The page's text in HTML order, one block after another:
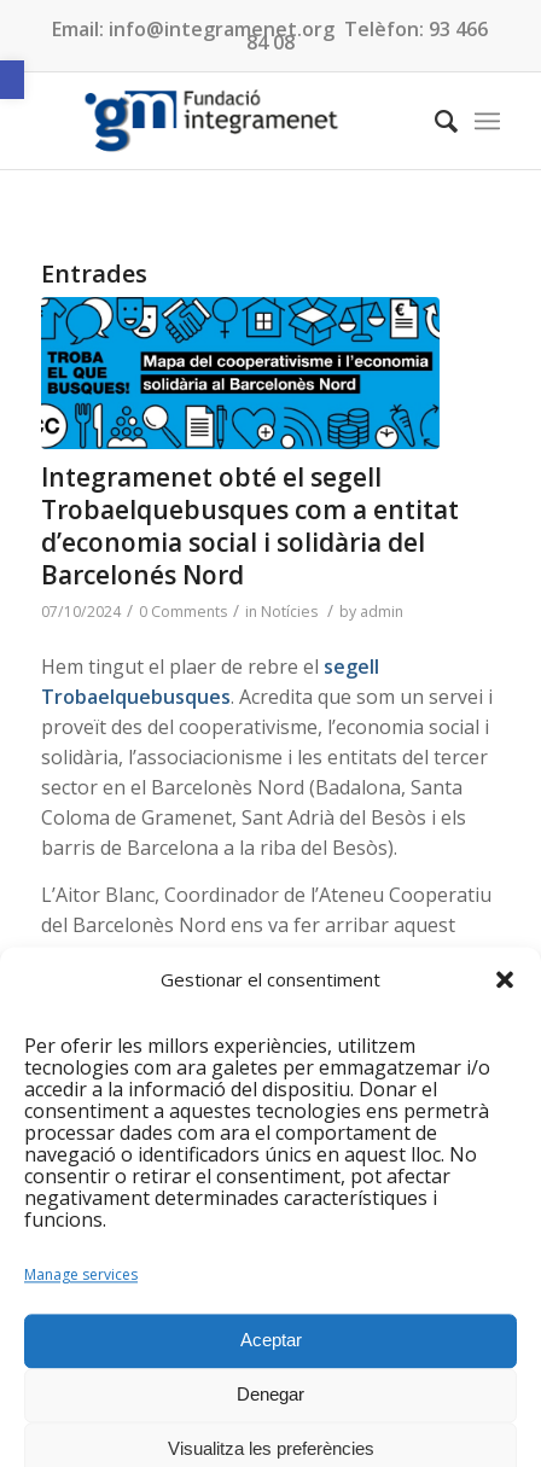
Obre la barra d'eines
Gestionar el consentiment
Per oferir les millors experiències, utilitzem
tecnologies com ara galetes per emmagatzemar i/o
accedir a la informació del dispositiu. Donar el
consentiment a aquestes tecnologies ens permetrà
processar dades com ara el comportament de
navegació o identificadors únics en aquest lloc. No
consentir o retirar el consentiment, pot afectar
negativament determinades característiques i
funcions.
Manage services
Aceptar
Denegar
Visualitza les preferències
Email: info@integramenet.org Telèfon: 93 466
84 08
Entrades
Integramenet obté el segell
Trobaelquebusques com a entitat
d’economia social i solidària del
Barcelonés Nord
07/10/2024 / 0 Comments / in Notícies / by admin
Hem tingut el plaer de rebre el segell
Trobaelquebusques. Acredita que som un servei i
proveït des del cooperativisme, l’economia social i
solidària, l’associacionisme i les entitats del tercer
sector en el Barcelonès Nord (Badalona, Santa
Coloma de Gramenet, Sant Adrià del Besòs i els
barris de Barcelona a la riba del Besòs).
L’Aitor Blanc, Coordinador de l’Ateneu Cooperatiu
del Barcelonès Nord ens va fer arribar aquest
nostra entitat i totes aquelles altres que